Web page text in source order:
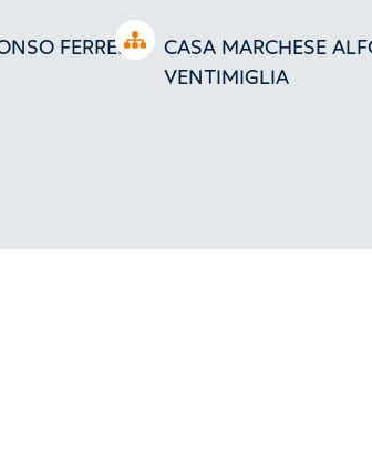
Open tree
FERRERO
CASA MARCHESE
VENTIMIGLIA